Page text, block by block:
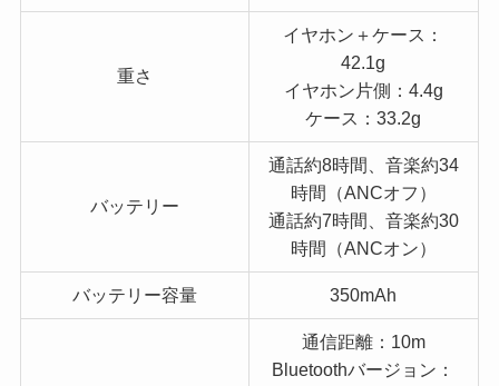
重さ
イヤホン＋ケース：
42.1g
イヤホン片側：4.4g
ケース：33.2g
バッテリー
通話約8時間、音楽約34
時間（ANCオフ）
通話約7時間、音楽約30
時間（ANCオン）
バッテリー容量 350mAh
通信距離：10m
Bluetoothバージョン：